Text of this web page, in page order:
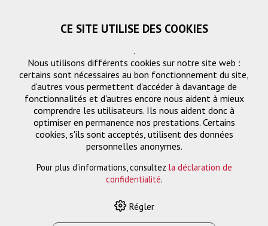
Demande
Nom ou entreprise *
CE SITE UTILISE DES COOKIES
.
Nous utilisons différents cookies sur notre site web :
certains sont nécessaires au bon fonctionnement du site,
d'autres vous permettent d'accéder à davantage de
fonctionnalités et d'autres encore nous aident à mieux
comprendre les utilisateurs. Ils nous aident donc à
optimiser en permanence nos prestations. Certains
cookies, s'ils sont acceptés, utilisent des données
personnelles anonymes.
Pour plus d'informations, consultez la déclaration de
confidentialité.
Régler